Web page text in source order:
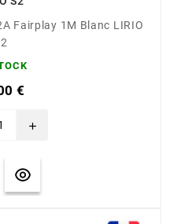
Fairplay 1M Blanc LIRIO
€
add